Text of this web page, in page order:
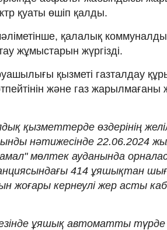
қуаты өшіп қалды.
қалалық
жұмыстарын жүргізді.
қызметі газталдау
және газ
қызметтерде өздерінің
нәтижесінде 22.06.2024
мөлтек ауданында
414 ұяшықтан
жоғары кернеулі жер асты
ұяшық автоматты түрде